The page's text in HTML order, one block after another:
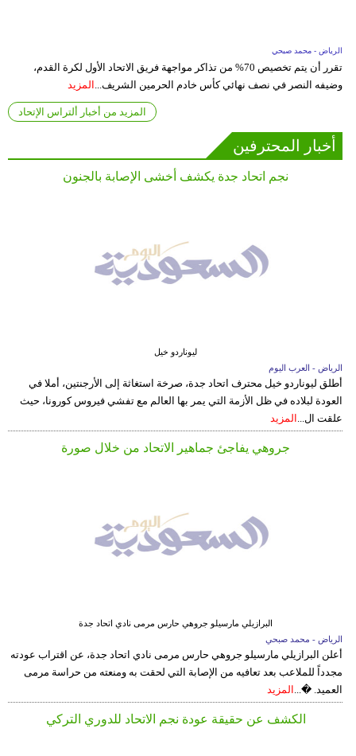
الرياض - محمد صبحي
تقرر أن يتم تخصيص 70% من تذاكر مواجهة فريق الاتحاد الأول لكرة القدم،
وضيفه النصر في نصف نهائي كأس خادم الحرمين الشريف... المزيد
المزيد من أخبار ألتراس الإتحاد
أخبار المحترفين
نجم اتحاد جدة يكشف أخشى الإصابة بالجنون
ليوناردو خيل
الرياض - العرب اليوم
أطلق ليوناردو خيل محترف اتحاد جدة، صرخة استغاثة إلى الأرجنتين، أملا في
العودة لبلاده في ظل الأزمة التي يمر بها العالم مع تفشي فيروس كورونا، حيث
علقت ال... المزيد
جروهي يفاجئ جماهير الاتحاد من خلال صورة
البرازيلي مارسيلو جروهي حارس مرمى نادي اتحاد جدة
الرياض - محمد صبحي
أعلن البرازيلي مارسيلو جروهي حارس مرمى نادي اتحاد جدة، عن اقتراب عودته
مجدداً للملاعب بعد تعافيه من الإصابة التي لحقت به ومنعته من حراسة مرمى
العميد. �... المزيد
الكشف عن حقيقة عودة نجم الاتحاد للدوري التركي